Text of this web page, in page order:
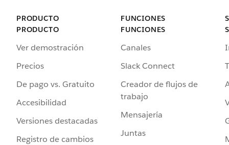
PRODUCTO
PRODUCTO
Ver demostración
Precios
De pago vs. Gratuito
Accesibilidad
Versiones destacadas
Registro de cambios
FUNCIONES
FUNCIONES
Canales
Slack Connect
Creador de flujos de
trabajo
Mensajería
Juntas